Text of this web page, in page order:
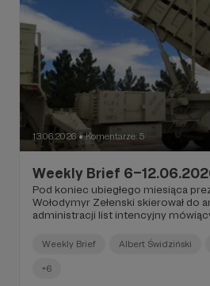
13.06.2026 ● Komentarze: 5
Weekly Brief
Pod koniec ubiegłego miesiąca
Wołodymyr Zełenski skierował do
administracji list intencyjny
systemów PATRIOT.
Weekly Brief Albert Świdziński
+6